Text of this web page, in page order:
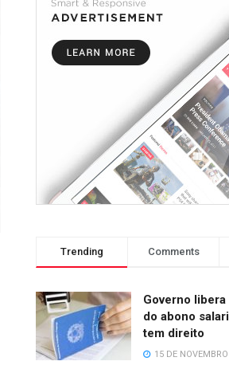
Trending Comments
Governo
do abono
tem direito
15 DE